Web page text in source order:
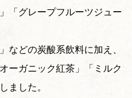
「グレープフルーツジュー
などの炭酸系飲料に加え、
ーガニック紅茶」「ミルク
ました。